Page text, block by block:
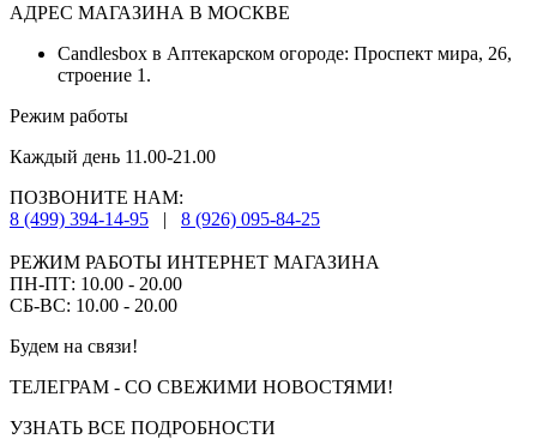
АДРЕС МАГАЗИНА В МОСКВЕ
Candlesbox в Аптекарском огороде: Проспект мира, 26,
строение 1.
Режим работы
Каждый день 11.00-21.00
ПОЗВОНИТЕ НАМ:
8 (499) 394-14-95
| 8 (926) 095-84-25
РЕЖИМ РАБОТЫ ИНТЕРНЕТ МАГАЗИНА
ПН-ПТ: 10.00 - 20.00
СБ-ВС: 10.00 - 20.00
Будем на связи!
ТЕЛЕГРАМ - СО СВЕЖИМИ НОВОСТЯМИ!
УЗНАТЬ ВСЕ ПОДРОБНОСТИ